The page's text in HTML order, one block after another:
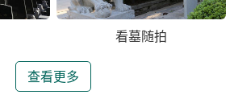
看墓随拍
查看更多